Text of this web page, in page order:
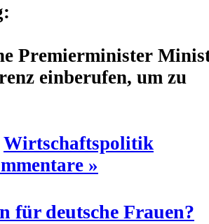
Premierminister
einberufen, um zu
Wirtschaftspolitik
»
für deutsche Frauen?